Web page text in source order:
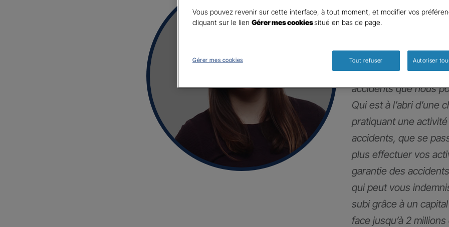
Parole
d’expert
Dans la vie privée,
accidents que nous
Qui est à l’abri d’une
pratiquant une
accidents, que se
plus effectuer vos
garantie des
qui peut vous
subi grâce à un
face jusqu’à 2 millions
Vous pouvez revenir sur cette interface, à tout moment, et modifier vos
cliquant sur le lien Gérer mes cookiessitué en bas de page.
Gérer mes cookies Tout refuser Autoriser